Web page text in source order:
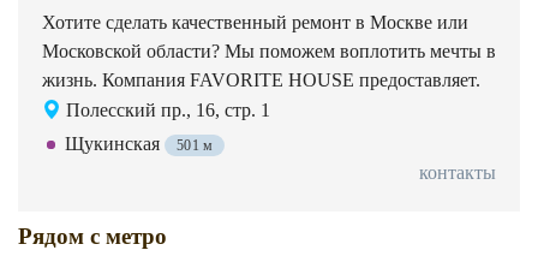
Хотите сделать качественный ремонт в Москве или
Московской области? Мы поможем воплотить мечты в
жизнь. Компания FAVORITE HOUSE предоставляет.
Полесский пр., 16, стр. 1
Щукинская
501 м
контакты
Рядом с метро